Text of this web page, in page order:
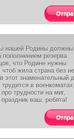
нашей Родины должны
пополнением резерва
что Родине нужны
жила страна без
этот знаменательный
трудится в военкоматах,
трудности на миг,
ваш, ребята!